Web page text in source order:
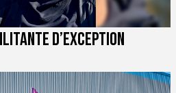
d’exception